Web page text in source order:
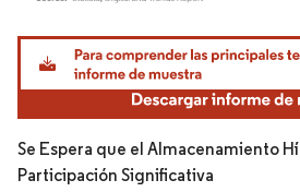
Imagen © Mordor Intelligence. El uso requiere
Se Espera que el Almacenamiento
Participación Significativa